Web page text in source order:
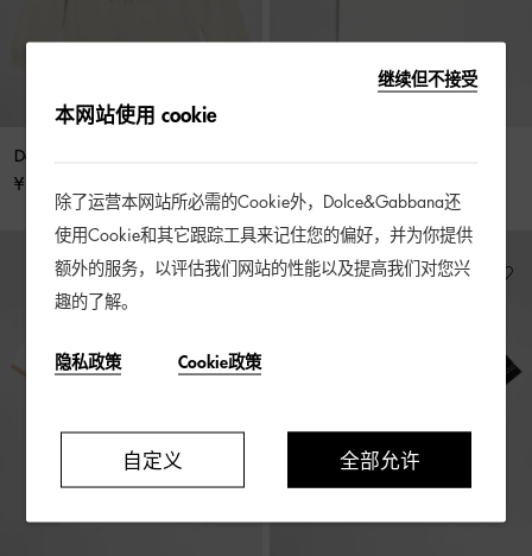
Dolce&Gabbana 徽标连帽卫衣
¥ 4,100 起
继续但不接受
本网站使用 cookie
除了运营本网站所必需的Cookie外，Dolce&Gabbana还
使用Cookie和其它跟踪工具来记住您的偏好，并为你提供
额外的服务，以评估我们网站的性能以及提高我们对您兴
趣的了解。
隐私政策 Cookie政策
自定义 全部允许